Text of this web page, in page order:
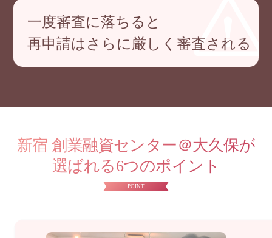
一度審査に落ちると
再申請はさらに厳しく審査される
新宿 創業融資センター＠大久保が
選ばれる6つのポイント
POINT